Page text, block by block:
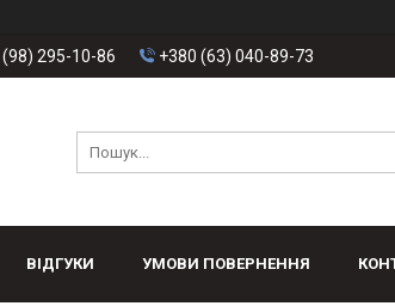
(98) 295-10-86 +380 (63) 040-89-73
ВІДГУКИ УМОВИ ПОВЕРНЕННЯ